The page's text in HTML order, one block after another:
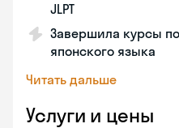
JLPT
Завершила курсы
японского языка
Читать дальше
Услуги и цены